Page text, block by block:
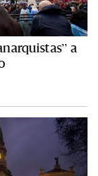
a